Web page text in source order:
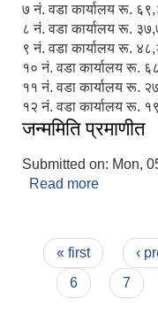
७ नं. वडा कार्यालय रू.
८ नं. वडा कार्यालय रू.
९ नं. वडा कार्यालय रू.
१० नं. वडा कार्यालय रू.
११ नं. वडा कार्यालय रू.
१२ नं. वडा कार्यालय रू.
जन्ममिति प्रमाणीत
Submitted on: Mon,
Read more
Pages
« first ‹
6
7